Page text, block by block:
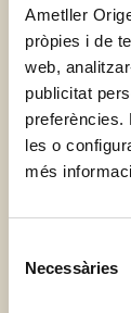
Ametller
pròpies i de
web,
publicitat
preferències.
les o
més
Necessàries
Retireu
Compartir: